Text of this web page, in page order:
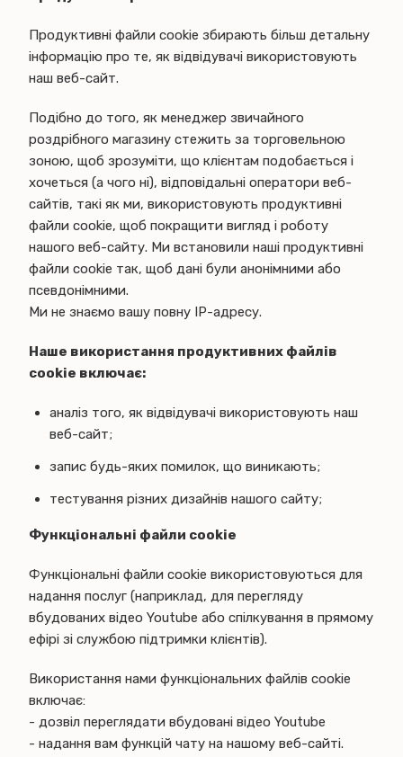
Продуктивні файли cookie збирають більш детальну
інформацію про те, як відвідувачі використовують
наш веб-сайт.
Подібно до того, як менеджер звичайного
роздрібного магазину стежить за торговельною
зоною, щоб зрозуміти, що клієнтам подобається і
хочеться (а чого ні), відповідальні оператори веб-
сайтів, такі як ми, використовують продуктивні
файли cookie, щоб покращити вигляд і роботу
нашого веб-сайту. Ми встановили наші продуктивні
файли cookie так, щоб дані були анонімними або
псевдонімними.
Ми не знаємо вашу повну IP-адресу.
Наше використання продуктивних файлів
cookie включає:
аналіз того, як відвідувачі використовують наш
веб-сайт;
запис будь-яких помилок, що виникають;
тестування різних дизайнів нашого сайту;
Функціональні файли cookie
Функціональні файли cookie використовуються для
надання послуг (наприклад, для перегляду
вбудованих відео Youtube або спілкування в прямому
ефірі зі службою підтримки клієнтів).
Використання нами функціональних файлів cookie
включає:
- дозвіл переглядати вбудовані відео Youtube
- надання вам функцій чату на нашому веб-сайті.